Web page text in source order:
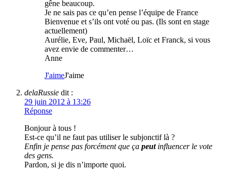
gêne beaucoup.
Je ne sais pas ce qu’en pense l’équipe de France
Bienvenue et s’ils ont voté ou pas. (Ils sont en stage
actuellement)
Aurélie, Eve, Paul, Michaël, Loïc et Franck, si vous
avez envie de commenter…
Anne
J'aimeJ'aime
delaRussie dit :
29 juin 2012 à 13:26
Réponse
Bonjour à tous !
Est-ce qu’il ne faut pas utiliser le subjonctif là ?
Enfin je pense pas forcément que ça peutinfluencer le vote
des gens.
Pardon, si je dis n’importe quoi.